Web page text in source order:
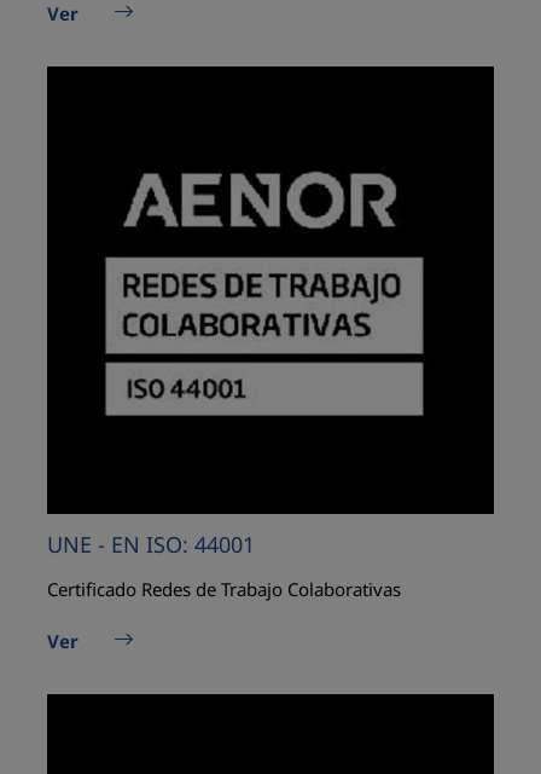
Ver
UNE - EN ISO: 44001
Certificado Redes de Trabajo Colaborativas
Ver